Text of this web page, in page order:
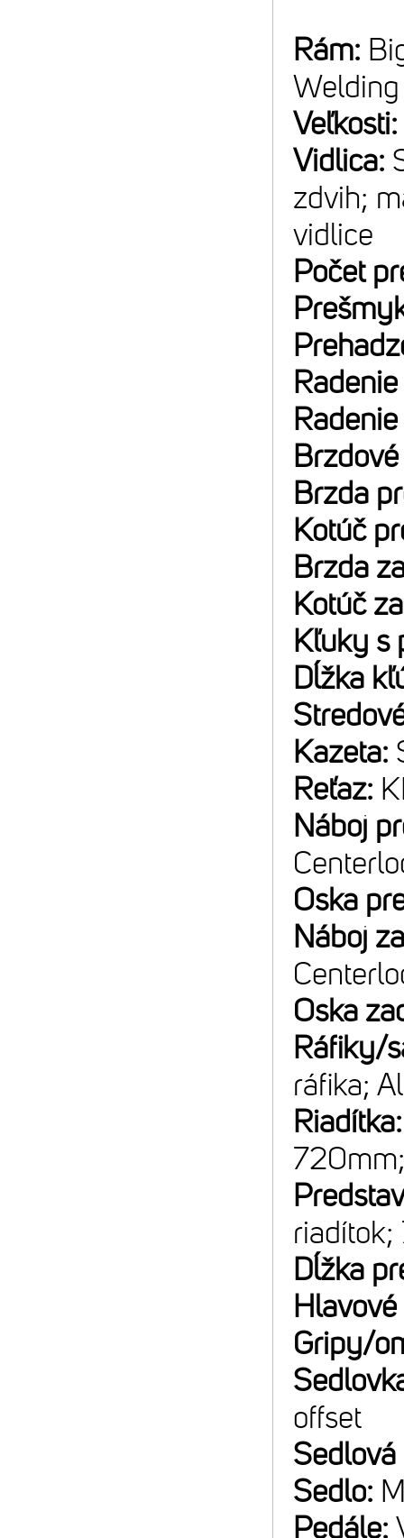
Rám:
Welding
Veľkosti:
Vidlica:
zdvih;
vidlice
Počet
Brzda
Kotúč
Brzda
Kotúč
Kľuky s
Dĺžka
Kazeta:
Reťaz:
Náboj
Oska
Náboj
Oska
Ráfiky/
ráfika;
riadítok;
Dĺžka
Gripy/
offset
Sedlo:
Pedále: